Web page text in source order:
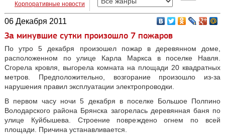
Корпоративные новости
06 Декабря 2011
За минувшие сутки произошло 7 пожаров
По утро 5 декабря произошел пожар в деревянном доме,
расположенном по улице Карла Маркса в поселке Навля.
Сгорела кровля, выгорела комната на площади 20 квадратных
метров. Предположительно, возгорание произошло из-за
нарушения правил эксплуатации электропроводки.
В первом часу ночи 5 декабря в поселке Большое Полпино
Володарского района Брянска загорелась деревянная баня по
улице Куйбышева. Строение повреждено огнем по всей
площади. Причина устанавливается.